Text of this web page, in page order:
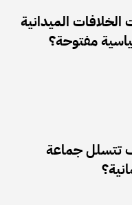
الميدانية
مفتوحة؟
تتسلل جماعة